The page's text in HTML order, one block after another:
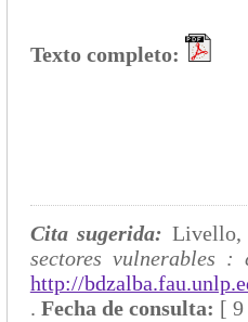
Texto completo:
Cita sugerida:Livello,
sectores vulnerables :
http://
. Fecha de consulta: [ 9